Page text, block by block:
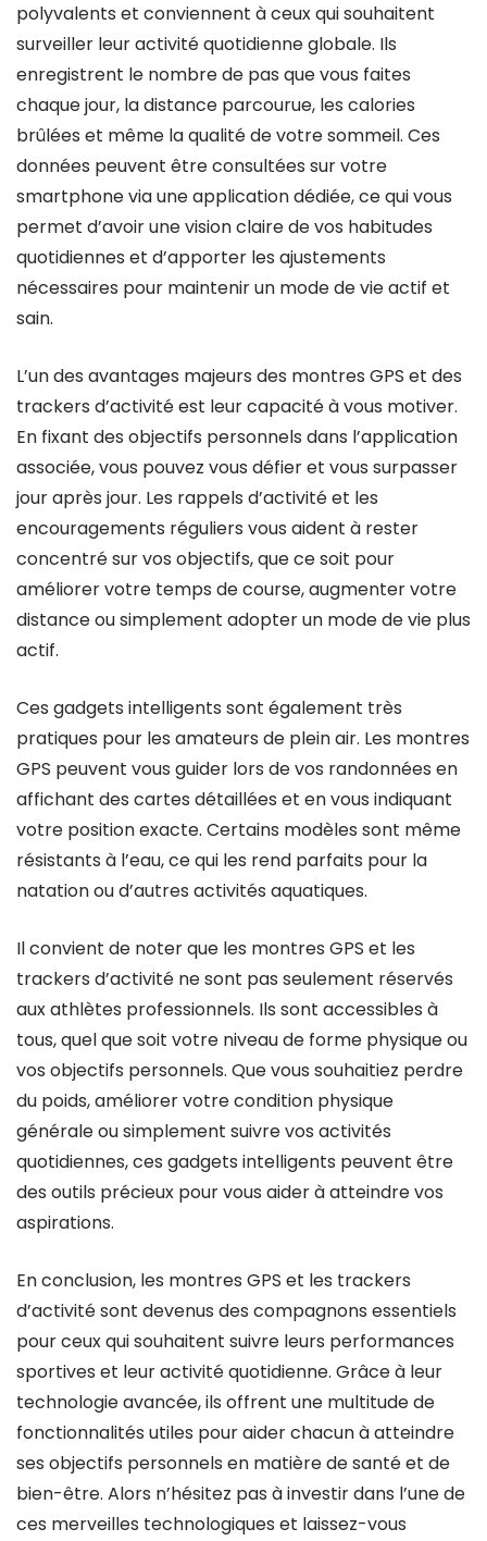
polyvalents et conviennent à ceux qui souhaitent
surveiller leur activité quotidienne globale. Ils
enregistrent le nombre de pas que vous faites
chaque jour, la distance parcourue, les calories
brûlées et même la qualité de votre sommeil. Ces
données peuvent être consultées sur votre
smartphone via une application dédiée, ce qui vous
permet d’avoir une vision claire de vos habitudes
quotidiennes et d’apporter les ajustements
nécessaires pour maintenir un mode de vie actif et
sain.
L’un des avantages majeurs des montres GPS et des
trackers d’activité est leur capacité à vous motiver.
En fixant des objectifs personnels dans l’application
associée, vous pouvez vous défier et vous surpasser
jour après jour. Les rappels d’activité et les
encouragements réguliers vous aident à rester
concentré sur vos objectifs, que ce soit pour
améliorer votre temps de course, augmenter votre
distance ou simplement adopter un mode de vie plus
actif.
Ces gadgets intelligents sont également très
pratiques pour les amateurs de plein air. Les montres
GPS peuvent vous guider lors de vos randonnées en
affichant des cartes détaillées et en vous indiquant
votre position exacte. Certains modèles sont même
résistants à l’eau, ce qui les rend parfaits pour la
natation ou d’autres activités aquatiques.
Il convient de noter que les montres GPS et les
trackers d’activité ne sont pas seulement réservés
aux athlètes professionnels. Ils sont accessibles à
tous, quel que soit votre niveau de forme physique ou
vos objectifs personnels. Que vous souhaitiez perdre
du poids, améliorer votre condition physique
générale ou simplement suivre vos activités
quotidiennes, ces gadgets intelligents peuvent être
des outils précieux pour vous aider à atteindre vos
aspirations.
En conclusion, les montres GPS et les trackers
d’activité sont devenus des compagnons essentiels
pour ceux qui souhaitent suivre leurs performances
sportives et leur activité quotidienne. Grâce à leur
technologie avancée, ils offrent une multitude de
fonctionnalités utiles pour aider chacun à atteindre
ses objectifs personnels en matière de santé et de
bien-être. Alors n’hésitez pas à investir dans l’une de
ces merveilles technologiques et laissez-vous